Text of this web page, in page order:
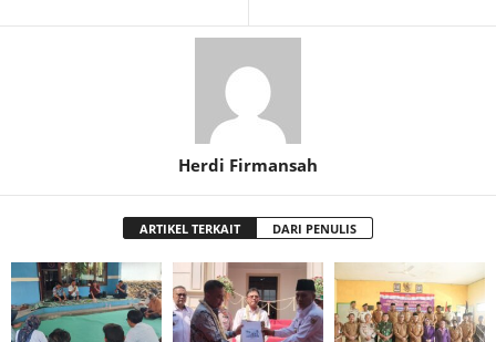
Herdi Firmansah
ARTIKEL TERKAIT DARI PENULIS